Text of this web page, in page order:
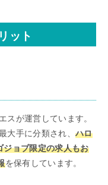
ット
スが運営しています。
大手に分類され、ハロ
ジョブ限定の求人もお
を保有しています。